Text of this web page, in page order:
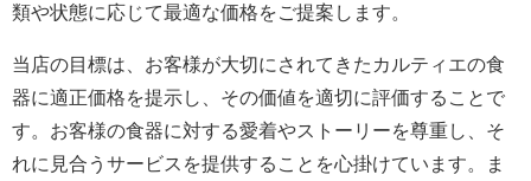
類や状態に応じて最適な価格をご提案します。
当店の目標は、お客様が大切にされてきたカルティエの食
器に適正価格を提示し、その価値を適切に評価することで
す。お客様の食器に対する愛着やストーリーを尊重し、そ
れに見合うサービスを提供することを心掛けています。ま